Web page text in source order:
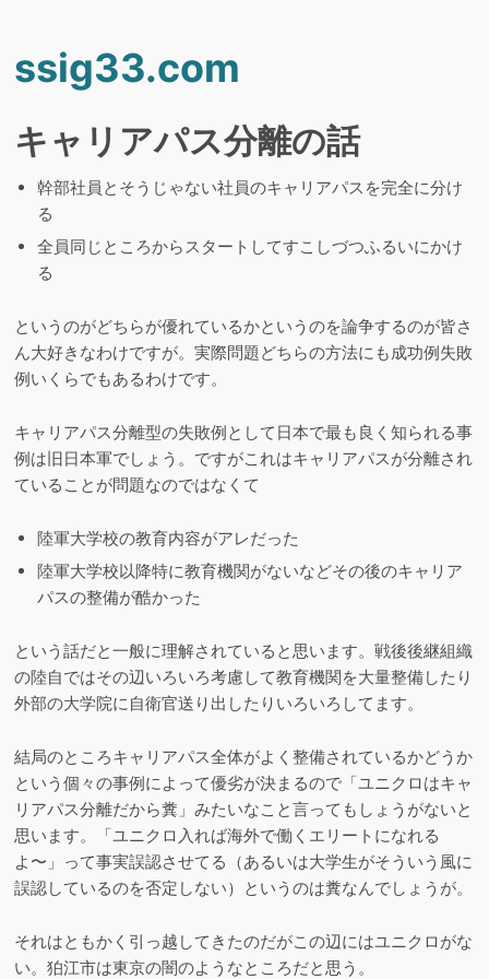
ssig33.com
キャリアパス分離の話
幹部社員とそうじゃない社員のキャリアパスを完全に分け
る
全員同じところからスタートしてすこしづつふるいにかけ
る
というのがどちらが優れているかというのを論争するのが皆さ
ん大好きなわけですが。実際問題どちらの方法にも成功例失敗
例いくらでもあるわけです。
キャリアパス分離型の失敗例として日本で最も良く知られる事
例は旧日本軍でしょう。ですがこれはキャリアパスが分離され
ていることが問題なのではなくて
陸軍大学校の教育内容がアレだった
陸軍大学校以降特に教育機関がないなどその後のキャリア
パスの整備が酷かった
という話だと一般に理解されていると思います。戦後後継組織
の陸自ではその辺いろいろ考慮して教育機関を大量整備したり
外部の大学院に自衛官送り出したりいろいろしてます。
結局のところキャリアパス全体がよく整備されているかどうか
という個々の事例によって優劣が決まるので「ユニクロはキャ
リアパス分離だから糞」みたいなこと言ってもしょうがないと
思います。「ユニクロ入れば海外で働くエリートになれる
よ〜」って事実誤認させてる（あるいは大学生がそういう風に
誤認しているのを否定しない）というのは糞なんでしょうが。
それはともかく引っ越してきたのだがこの辺にはユニクロがな
い。狛江市は東京の闇のようなところだと思う。